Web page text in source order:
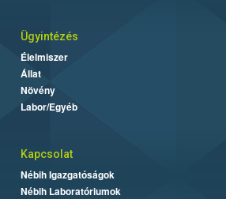
Ügyintézés
Élelmiszer
Állat
Növény
Labor/Egyéb
Kapcsolat
Nébih Igazgatóságok
Nébih Laboratóriumok